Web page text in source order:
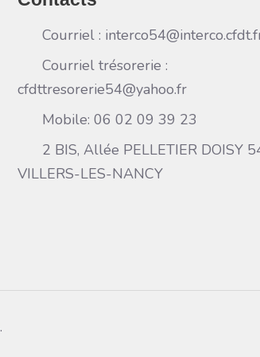
Courriel :
Courriel trésorerie :
cfdttresorerie54@yahoo.fr
Mobile: 06 02 09 39 23
2 BIS, Allée PELLETIER DOISY
VILLERS-LES-NANCY
.